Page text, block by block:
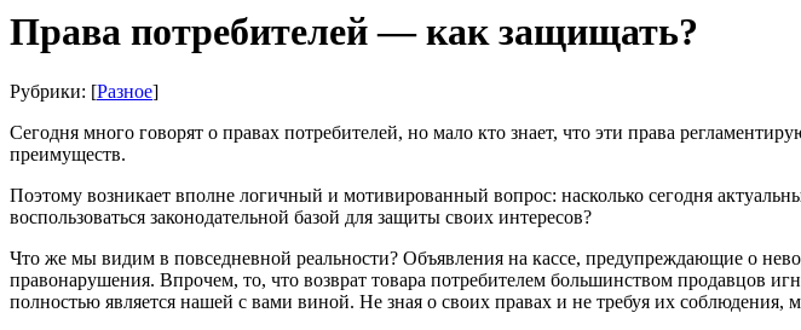
Права потребителей — как защищать?
Рубрики: [Разное]
Сегодня много говорят о правах потребителей, но мало кто знает, что эти права
преимуществ.
Поэтому возникает вполне логичный и мотивированный вопрос: насколько сегодня
воспользоваться законодательной базой для защиты своих интересов?
Что же мы видим в повседневной реальности? Объявления на кассе, предупреждающие о
правонарушения. Впрочем, то, что возврат товара потребителем большинством продавцов
полностью является нашей с вами виной. Не зная о своих правах и не требуя их